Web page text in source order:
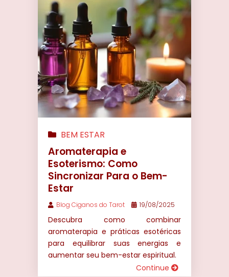
TAROT
TAROT ONLINE |
UMBANDA
| WICCA
BEM ESTAR
Aromaterapia e
Esoterismo: Como
Sincronizar Para o Bem-
Estar
Blog Ciganos do Tarot 19/08/2025
Descubra como combinar
aromaterapia e práticas esotéricas
para equilibrar suas energias e
aumentar seu bem-estar espiritual.
Continue